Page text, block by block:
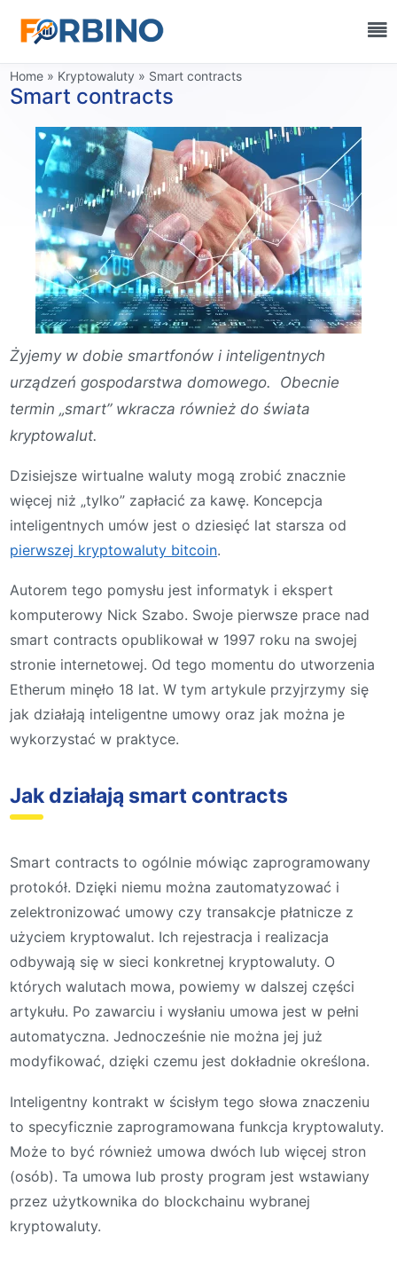
Home » Kryptowaluty » Smart contracts
Smart contracts
Żyjemy w dobie smartfonów i inteligentnych
urządzeń gospodarstwa domowego. Obecnie
termin „smart” wkracza również do świata
kryptowalut.
Dzisiejsze wirtualne waluty mogą zrobić znacznie
więcej niż „tylko” zapłacić za kawę. Koncepcja
inteligentnych umów jest o dziesięć lat starsza od
pierwszej kryptowaluty bitcoin.
Autorem tego pomysłu jest informatyk i ekspert
komputerowy Nick Szabo. Swoje pierwsze prace nad
smart contracts opublikował w 1997 roku na swojej
stronie internetowej. Od tego momentu do utworzenia
Etherum minęło 18 lat. W tym artykule przyjrzymy się
jak działają inteligentne umowy oraz jak można je
wykorzystać w praktyce.
Jak działają smart contracts
Smart contracts to ogólnie mówiąc zaprogramowany
protokół. Dzięki niemu można zautomatyzować i
zelektronizować umowy czy transakcje płatnicze z
użyciem kryptowalut. Ich rejestracja i realizacja
odbywają się w sieci konkretnej kryptowaluty. O
których walutach mowa, powiemy w dalszej części
artykułu. Po zawarciu i wysłaniu umowa jest w pełni
automatyczna. Jednocześnie nie można jej już
modyfikować, dzięki czemu jest dokładnie określona.
Inteligentny kontrakt w ścisłym tego słowa znaczeniu
to specyficznie zaprogramowana funkcja kryptowaluty.
Może to być również umowa dwóch lub więcej stron
(osób). Ta umowa lub prosty program jest wstawiany
przez użytkownika do blockchainu wybranej
kryptowaluty.